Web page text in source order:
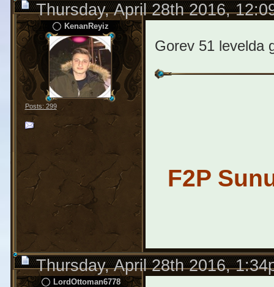
Thursday, April 28th 2016,
KenanReyiz
Posts: 299
Gorev 51 levelda
F2P
Thursday, April 28th 2016,
LordOttoman6778